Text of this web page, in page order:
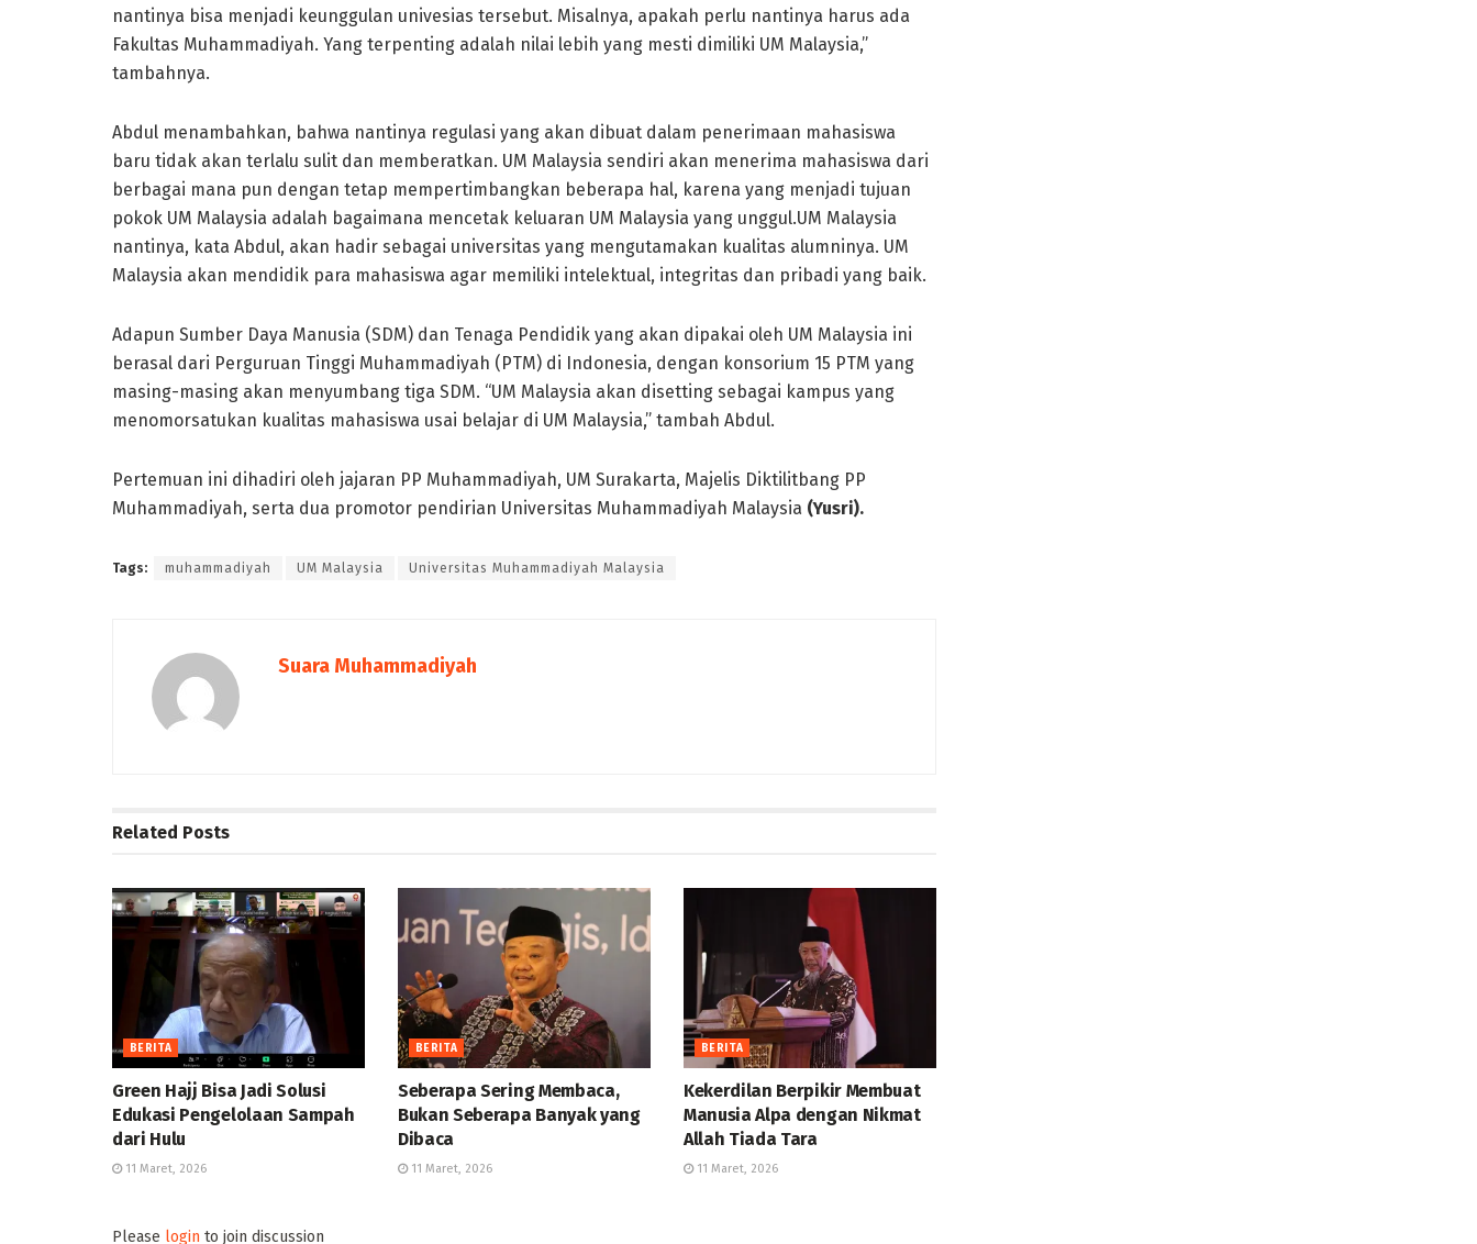
nantinya bisa menjadi keunggulan univesias tersebut. Misalnya, apakah perlu nantinya harus ada
Fakultas Muhammadiyah. Yang terpenting adalah nilai lebih yang mesti dimiliki UM Malaysia,”
tambahnya.
Abdul menambahkan, bahwa nantinya regulasi yang akan dibuat dalam penerimaan mahasiswa
baru tidak akan terlalu sulit dan memberatkan. UM Malaysia sendiri akan menerima mahasiswa dari
berbagai mana pun dengan tetap mempertimbangkan beberapa hal, karena yang menjadi tujuan
pokok UM Malaysia adalah bagaimana mencetak keluaran UM Malaysia yang unggul.UM Malaysia
nantinya, kata Abdul, akan hadir sebagai universitas yang mengutamakan kualitas alumninya. UM
Malaysia akan mendidik para mahasiswa agar memiliki intelektual, integritas dan pribadi yang baik.
Adapun Sumber Daya Manusia (SDM) dan Tenaga Pendidik yang akan dipakai oleh UM Malaysia ini
berasal dari Perguruan Tinggi Muhammadiyah (PTM) di Indonesia, dengan konsorium 15 PTM yang
masing-masing akan menyumbang tiga SDM. “UM Malaysia akan disetting sebagai kampus yang
menomorsatukan kualitas mahasiswa usai belajar di UM Malaysia,” tambah Abdul.
Pertemuan ini dihadiri oleh jajaran PP Muhammadiyah, UM Surakarta, Majelis Diktilitbang PP
Muhammadiyah, serta dua promotor pendirian Universitas Muhammadiyah Malaysia (Yusri).
Tags: muhammadiyah UM Malaysia Universitas Muhammadiyah Malaysia
Suara Muhammadiyah
Related Posts
BERITA
Green Hajj Bisa Jadi Solusi
Edukasi Pengelolaan Sampah
dari Hulu
11 Maret, 2026
BERITA
Seberapa Sering Membaca,
Bukan Seberapa Banyak yang
Dibaca
11 Maret, 2026
BERITA
Kekerdilan Berpikir Membuat
Manusia Alpa dengan Nikmat
Allah Tiada Tara
11 Maret, 2026
Please login to join discussion